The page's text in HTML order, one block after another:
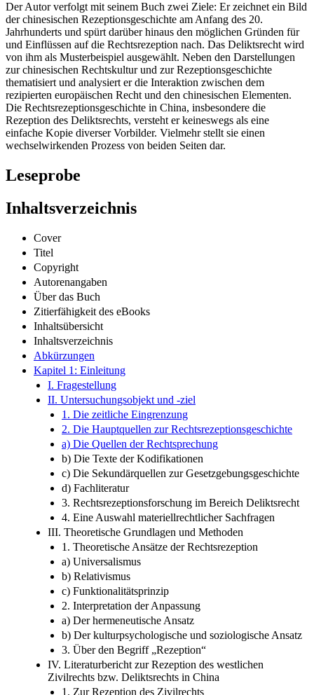
Der Autor verfolgt mit seinem Buch zwei Ziele: Er zeichnet ein Bild
der chinesischen Rezeptionsgeschichte am Anfang des 20.
Jahrhunderts und spürt darüber hinaus den möglichen Gründen für
und Einflüssen auf die Rechtsrezeption nach. Das Deliktsrecht wird
von ihm als Musterbeispiel ausgewählt. Neben den Darstellungen
zur chinesischen Rechtskultur und zur Rezeptionsgeschichte
thematisiert und analysiert er die Interaktion zwischen dem
rezipierten europäischen Recht und den chinesischen Elementen.
Die Rechtsrezeptionsgeschichte in China, insbesondere die
Rezeption des Deliktsrechts, versteht er keineswegs als eine
einfache Kopie diverser Vorbilder. Vielmehr stellt sie einen
wechselwirkenden Prozess von beiden Seiten dar.
Leseprobe
Inhaltsverzeichnis
Cover
Titel
Copyright
Autorenangaben
Über das Buch
Zitierfähigkeit des eBooks
Inhaltsübersicht
Inhaltsverzeichnis
Abkürzungen
Kapitel 1: Einleitung
I. Fragestellung
II. Untersuchungsobjekt und -ziel
1. Die zeitliche Eingrenzung
2. Die Hauptquellen zur Rechtsrezeptionsgeschichte
a) Die Quellen der Rechtsprechung
b) Die Texte der Kodifikationen
c) Die Sekundärquellen zur Gesetzgebungsgeschichte
d) Fachliteratur
3. Rechtsrezeptionsforschung im Bereich Deliktsrecht
4. Eine Auswahl materiellrechtlicher Sachfragen
III. Theoretische Grundlagen und Methoden
1. Theoretische Ansätze der Rechtsrezeption
a) Universalismus
b) Relativismus
c) Funktionalitätsprinzip
2. Interpretation der Anpassung
a) Der hermeneutische Ansatz
b) Der kulturpsychologische und soziologische Ansatz
3. Über den Begriff „Rezeption“
IV. Literaturbericht zur Rezeption des westlichen
Zivilrechts bzw. Deliktsrechts in China
1. Zur Rezeption des Zivilrechts